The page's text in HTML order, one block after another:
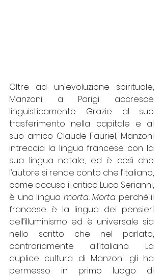
Oltre ad un'evoluzione spirituale,
Manzoni a Parigi accresce
linguisticamente. Grazie al suo
trasferimento nella capitale e al
suo amico Claude Fauriel, Manzoni
intreccia la lingua francese con la
sua lingua natale, ed è così che
l’autore si rende conto che l’italiano,
come accusa il critico Luca Serianni,
è una lingua morta. Morta perché il
francese è la lingua dei pensieri
dell’illuminismo ed è universale sia
nello scritto che nel parlato,
contrariamente all’italiano. La
duplice cultura di Manzoni gli ha